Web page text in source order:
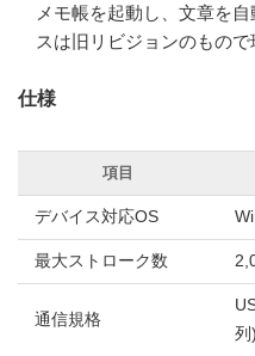
メモ帳を起動し、文章を
スは旧リビジョンのもので
仕様
項目
デバイス対応OS
最大ストローク数
通信規格